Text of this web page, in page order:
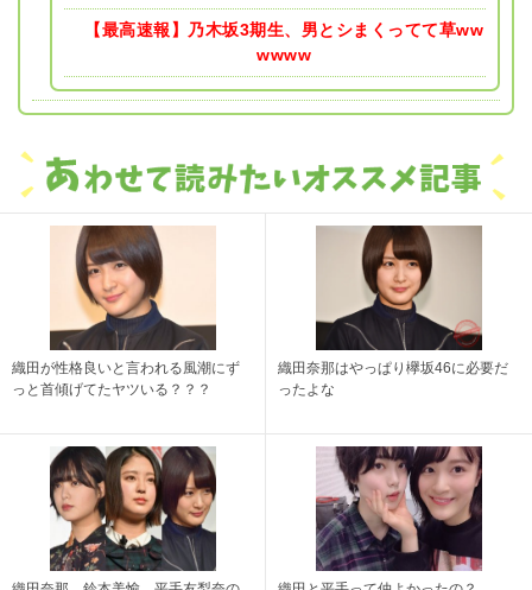
【最高速報】乃木坂3期生、男とシまくってて草ww
wwww
織田が性格良いと言われる風潮にず
っと首傾げてたヤツいる？？？
織田奈那はやっぱり欅坂46に必要だ
ったよな